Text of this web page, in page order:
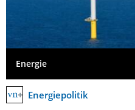
Energie
Energiepolitik